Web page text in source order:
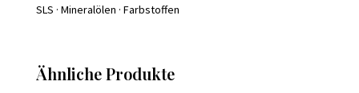
SLS · Mineralölen · Farbstoffen
Ähnliche Produkte